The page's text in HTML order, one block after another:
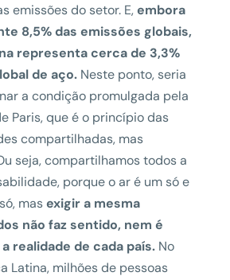
emissões do setor. E,embora
8,5% das emissões globais,
representa cerca de 3,3%
de aço.Neste ponto, seria
a condição promulgada pela
Paris, que é o princípio das
compartilhadas, mas
seja, compartilhamos todos a
porque o ar é um só e
masexigir a mesma
não faz sentido, nem é
realidade de cada país.No
Latina, milhões de pessoas